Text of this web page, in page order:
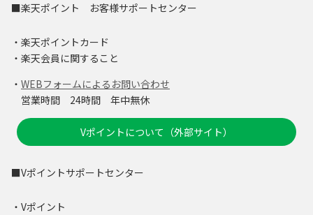
■楽天ポイント お客様サポートセンター
・楽天ポイントカード
・楽天会員に関すること
・ WEBフォームによるお問い合わせ
営業時間 24時間 年中無休
Vポイントについて（外部サイト）
■Vポイントサポートセンター
・Vポイント